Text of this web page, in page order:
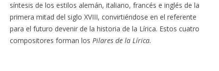
síntesis de los estilos alemán, italiano, francés e inglés de la
primera mitad del siglo XVIII, convirtiéndose en el referente
para el futuro devenir de la historia de la Lírica. Estos cuatro
compositores forman los Pilares de la Lírica.